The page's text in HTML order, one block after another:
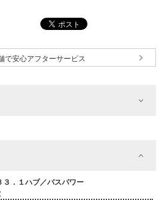
で安心アフターサービス
３．１ハブ／バスパワー